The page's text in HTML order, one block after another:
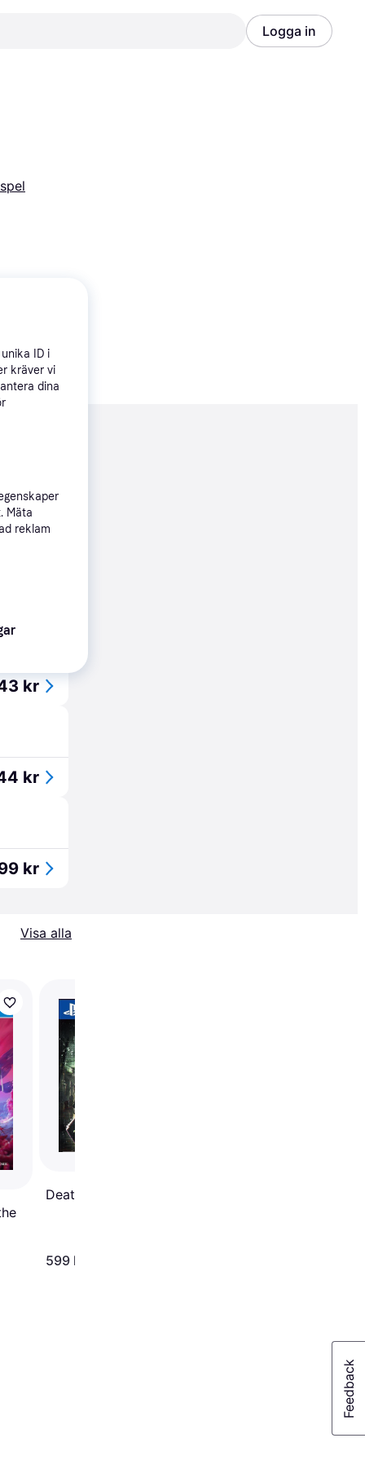
Logga in
kr
kr
kr
kr
Visa alla
Death End ReQuest 2
599 kr
ID i
kräver vi
dina
Mäta
reklam